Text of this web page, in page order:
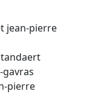
jean-pierre
pierre